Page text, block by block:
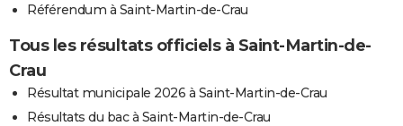
Référendum à Saint-Martin-de-Crau
Tous les résultats officiels à Saint-Martin-de-
Crau
Résultat municipale 2026 à Saint-Martin-de-Crau
Résultats du bac à Saint-Martin-de-Crau